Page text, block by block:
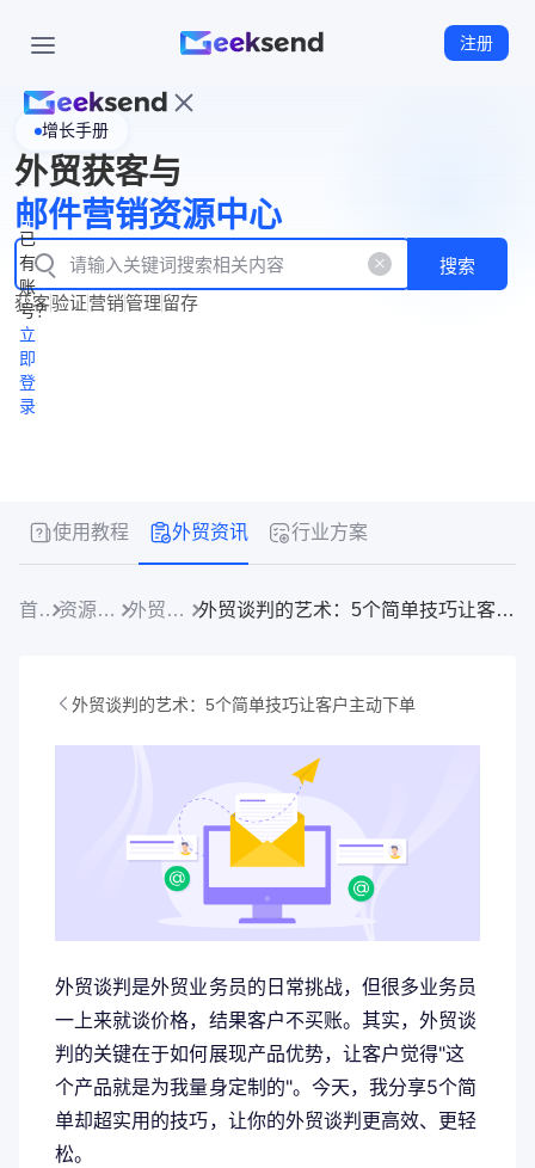
注册
页
WhatsApp
企业号
New
产
品
功
能
产
品
价
格
资
源
中
心
立
即
注
册
已
有
账
号？
立
即
登
录
增长手册
外贸获客与
邮件营销资源中心
搜索
获客验证营销管理留存
使用教程 外贸资讯 行业方案
首页 资源中心 外贸资讯 外贸谈判的艺术：5个简单技巧让客户主动下单
外贸谈判的艺术：5个简单技巧让客户主动下单
外贸谈判是外贸业务员的日常挑战，但很多业务员
一上来就谈价格，结果客户不买账。其实，外贸谈
判的关键在于如何展现产品优势，让客户觉得"这
个产品就是为我量身定制的"。今天，我分享5个简
单却超实用的技巧，让你的外贸谈判更高效、更轻
松。